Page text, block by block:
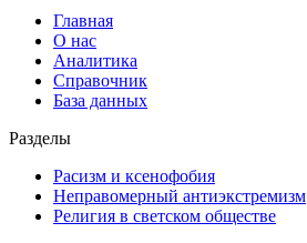
Главная
О нас
Аналитика
Справочник
База данных
Разделы
Расизм и ксенофобия
Неправомерный антиэкстремизм
Религия в светском обществе